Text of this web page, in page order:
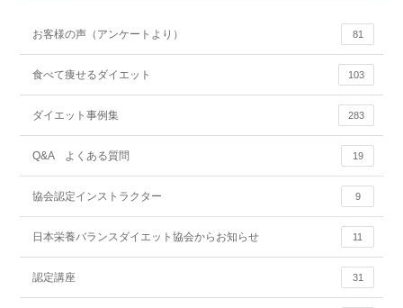
お客様の声（アンケートより） 81
食べて痩せるダイエット 103
ダイエット事例集 283
Q&A よくある質問 19
協会認定インストラクター 9
日本栄養バランスダイエット協会からお知らせ 11
認定講座 31